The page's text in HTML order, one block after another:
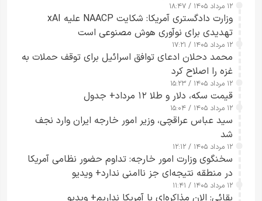
۱۲ مرداد ۱۴۰۵ / ۱۸:۴۷
وزارت دادگستری آمریکا: شکایت NAACP علیه xAI
تهدیدی برای نوآوری هوش مصنوعی است
۱۲ مرداد ۱۴۰۵ / ۱۷:۲۱
محمد دحلان ادعای توافق اسرائیل برای توقف حملات به
غزه را اصلاح کرد
۱۲ مرداد ۱۴۰۵ / ۱۵:۲۳
قیمت سکه، دلار و طلا ۱۲ مرداد+ جدول
۱۲ مرداد ۱۴۰۵ / ۱۵:۰۴
سید عباس عراقچی، وزیر امور خارجه ایران وارد نجف
شد
۱۲ مرداد ۱۴۰۵ / ۱۲:۱۲
سخنگوی وزارت امور خارجه: تداوم حضور نظامی آمریکا
در منطقه نتیجه‌ای جز ناامنی ندارد+ ویدیو
۱۲ مرداد ۱۴۰۵ / ۱۱:۴۱
بقائی: الان مذاکره‌ای با آمریکا نداریم+ ویدیو